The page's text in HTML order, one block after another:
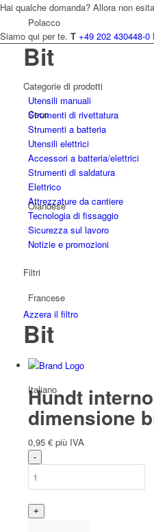
Polacco
Ceco
Olandese
Francese
Italiano
Slavo
Hai qualche domanda? Allora non
Siamo qui per te. T +49 202 430448-0
Bit
Categorie di prodotti
Utensili manuali
Strumenti di rivettatura
Strumenti a batteria
Utensili elettrici
Accessori a batteria/elettrici
Strumenti di saldatura
Elettrico
Attrezzature da cantiere
Tecnologia di fissaggio
Sicurezza sul lavoro
Notizie e promozioni
Filtri
Azzera il filtro
Bit
Hundt
dimensione
0,95 € più IVA